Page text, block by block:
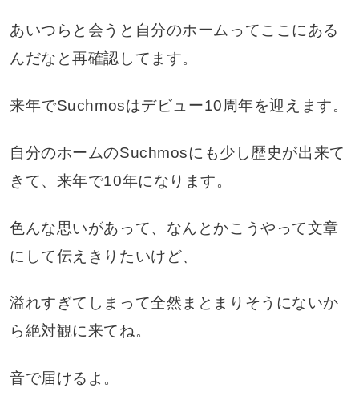
あいつらと会うと自分のホームってここにある
んだなと再確認してます。
来年でSuchmosはデビュー10周年を迎えます。
自分のホームのSuchmosにも少し歴史が出来て
きて、来年で10年になります。
色んな思いがあって、なんとかこうやって文章
にして伝えきりたいけど、
溢れすぎてしまって全然まとまりそうにないか
ら絶対観に来てね。
音で届けるよ。